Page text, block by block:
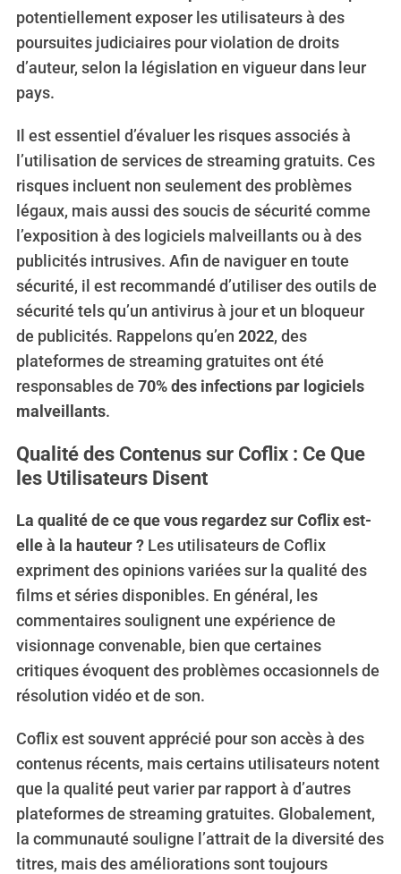
potentiellement exposer les utilisateurs à des
poursuites judiciaires pour violation de droits
d’auteur, selon la législation en vigueur dans leur
pays.
Il est essentiel d’évaluer les risques associés à
l’utilisation de services de streaming gratuits. Ces
risques incluent non seulement des problèmes
légaux, mais aussi des soucis de sécurité comme
l’exposition à des logiciels malveillants ou à des
publicités intrusives. Afin de naviguer en toute
sécurité, il est recommandé d’utiliser des outils de
sécurité tels qu’un antivirus à jour et un bloqueur
de publicités. Rappelons qu’en 2022, des
plateformes de streaming gratuites ont été
responsables de 70% des infections par logiciels
malveillants.
Qualité des Contenus sur Coflix : Ce Que
les Utilisateurs Disent
La qualité de ce que vous regardez sur Coflix est-
elle à la hauteur ?Les utilisateurs de Coflix
expriment des opinions variées sur la qualité des
films et séries disponibles. En général, les
commentaires soulignent une expérience de
visionnage convenable, bien que certaines
critiques évoquent des problèmes occasionnels de
résolution vidéo et de son.
Coflix est souvent apprécié pour son accès à des
contenus récents, mais certains utilisateurs notent
que la qualité peut varier par rapport à d’autres
plateformes de streaming gratuites. Globalement,
la communauté souligne l’attrait de la diversité des
titres, mais des améliorations sont toujours